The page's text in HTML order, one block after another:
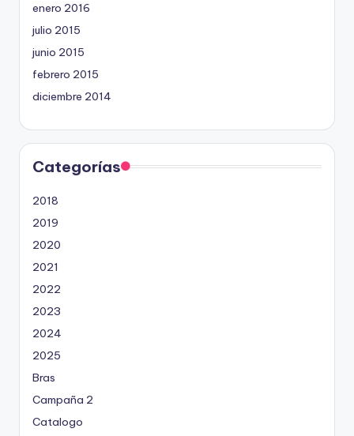
enero 2016
julio 2015
junio 2015
febrero 2015
diciembre 2014
Categorías
2018
2019
2020
2021
2022
2023
2024
2025
Bras
Campaña 2
Catalogo